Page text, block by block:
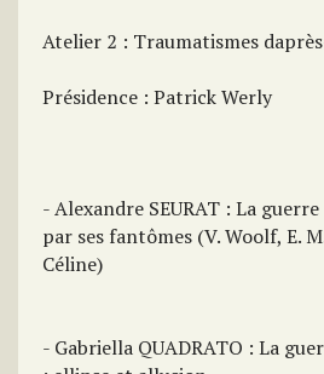
Atelier 2 : Traumatismes
Présidence : Patrick Werly
- Alexandre SEURAT : La
par ses fantômes (V. Woolf, E.
Céline)
- Gabriella QUADRATO : La